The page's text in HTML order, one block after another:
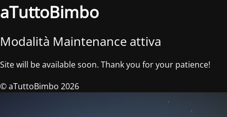
aTuttoBimbo
Modalità Maintenance attiva
Site will be available soon. Thank you for your patience!
© aTuttoBimbo 2026